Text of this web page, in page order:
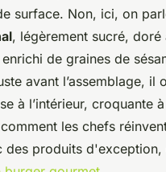
surface. Non, ici, on
, légèrement sucré, doré
de graines de
avant l’assemblage, il
à l’intérieur, croquante à
les chefs
des produits d'exception,